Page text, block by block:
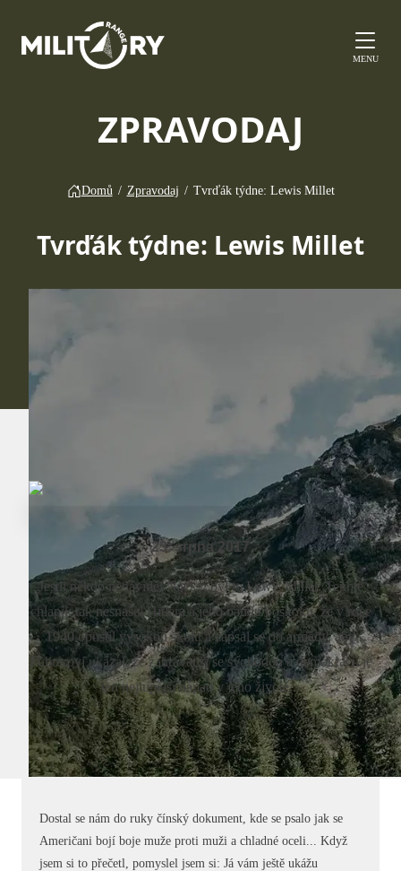
MENU
ZPRAVODAJ
Domů / Zpravodaj / Tvrďák týdne: Lewis Millet
Tvrďák týdne: Lewis Millet
23. srpna 2017
Jestli někdo nenáviděl Nácky, byl to Lewis Millet. Tenhle
chlapík tak nesnášel Hitlera a jeho bandu poskoků, že v roce
1940 opustil vysokou školu a zapsal se do armády, aby
Führerovi ukázal, že zahrávat si se svobodou a demokracií je
ten nejtupější nápad v jeho životě...
Dostal se nám do ruky čínský dokument, kde se psalo jak se
Američani bojí boje muže proti muži a chladné oceli... Když
jsem si to přečetl, pomyslel jsem si: Já vám ještě ukážu